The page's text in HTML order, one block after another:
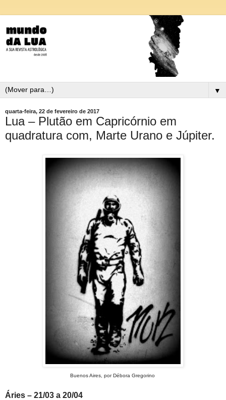
▼
quarta-feira, 22 de fevereiro de 2017
Lua – Plutão em Capricórnio em
quadratura com, Marte Urano e Júpiter.
Buenos Aires, por Débora Gregorino
Áries – 21/03 a 20/04